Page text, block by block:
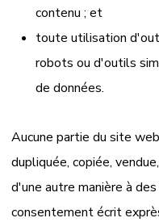
contenu ; et
toute utilisation
robots ou d'outils
de données.
Aucune partie du site
dupliquée, copiée,
d'une autre manière à
consentement écrit